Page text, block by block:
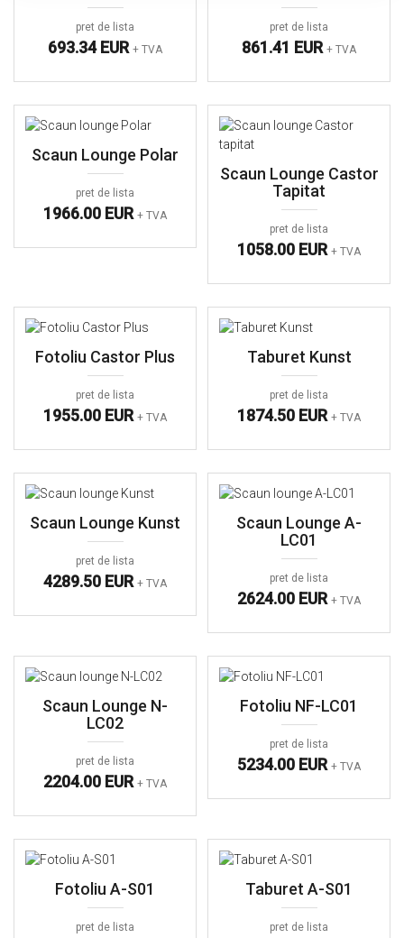
pret de lista
693.34 EUR + TVA
pret de lista
861.41 EUR + TVA
Scaun Lounge Polar
pret de lista
1966.00 EUR + TVA
Scaun Lounge Castor
Tapitat
pret de lista
1058.00 EUR + TVA
Fotoliu Castor Plus
pret de lista
1955.00 EUR + TVA
Taburet Kunst
pret de lista
1874.50 EUR + TVA
Scaun Lounge Kunst
pret de lista
4289.50 EUR + TVA
Scaun Lounge A-
LC01
pret de lista
2624.00 EUR + TVA
Scaun Lounge N-
LC02
pret de lista
2204.00 EUR + TVA
Fotoliu NF-LC01
pret de lista
5234.00 EUR + TVA
Fotoliu A-S01
pret de lista
Taburet A-S01
pret de lista